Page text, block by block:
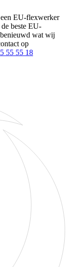
een EU-flexwerker
beste EU-
wat wij
op
55 55 18